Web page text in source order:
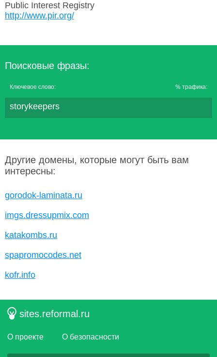
Public Interest Registry
http://www.pir.org/
Поисковые фразы:
Ключевое слово: % трафика:
storykeepers
Другие домены, которые могут быть вам
интересны:
gorodok-laminata.ru
imgs.dressupmix.com
katakombs.ru
spapromocodes.net
kofr.info
sites.reformal.ru
О проекте О безопасности